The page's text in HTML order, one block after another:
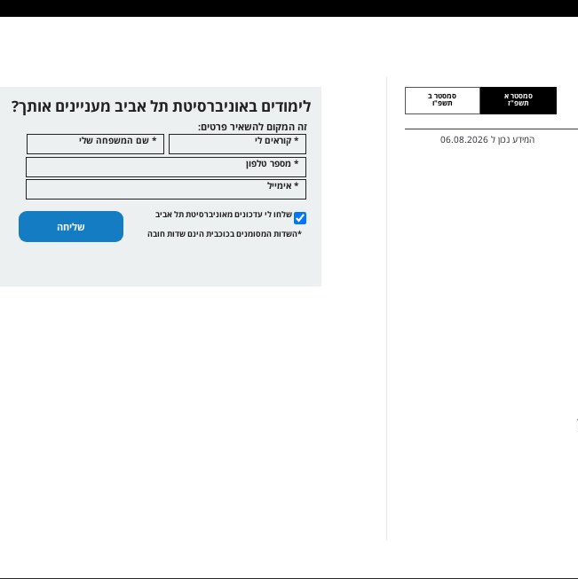
סמסטר א
תשפ"ז
סמסטר ב
תשפ"ו
המידע נכון ל 06.08.2026
לימודים באוניברסיטת תל אביב מעניינים אותך?
זה המקום להשאיר פרטים:
* קוראים לי
* שם המשפחה שלי
* מספר טלפון
* אימייל
שלחו לי עדכונים מאוניברסיטת תל אביב
שליחה
*השדות המסומנים בכוכבית הינם שדות חובה